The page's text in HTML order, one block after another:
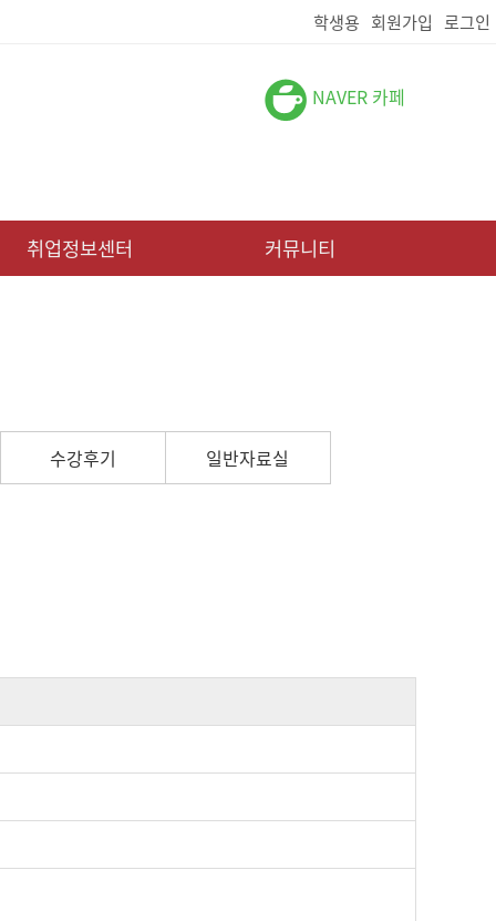
학생용 회원가입 로그인
NAVER 카페
취업정보센터 커뮤니티
수강후기 일반자료실